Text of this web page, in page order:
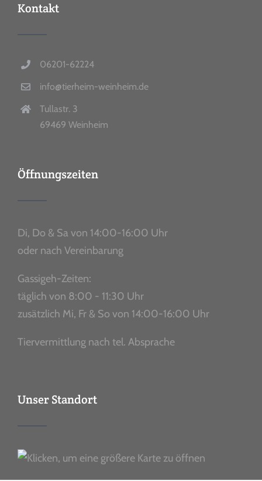
Kontakt
06201-62224
info@tierheim-weinheim.de
Tullastr. 3
69469 Weinheim
Öffnungszeiten
Di, Do & Sa von 14:00-16:00 Uhr
oder nach Vereinbarung
Gassigeh-Zeiten:
täglich von 8:00 - 11:30 Uhr
zusätzlich Mi, Fr & So von 14:00-16:00 Uhr
Tiervermittlung nach tel. Absprache
Unser Standort